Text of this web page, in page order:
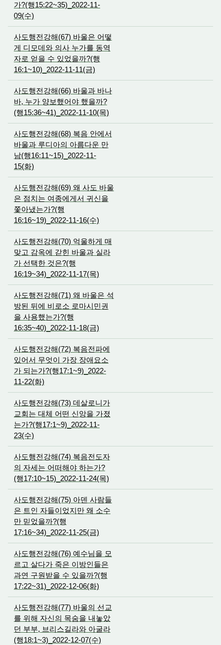
가?(행15:22~35)_2022-11-
09(수)
사도행전강해(67) 바울은 어떻
게 디모데와 의사 누가를 동역
자로 얻을 수 있었을까?(행
16:1~10)_2022-11-11(금)
사도행전강해(66) 바울과 바나
바, 누가 양보했어야 했을까?
(행15:36~41)_2022-11-10(목)
사도행전강해(68) 복음 안에서
바울과 루디아의 아름다운 만
남(행16:11~15)_2022-11-
15(화)
사도행전강해(69) 왜 사도 바울
은 점치는 여종에게서 귀신을
쫓아냈는가?(행
16:16~19)_2022-11-16(수)
사도행전강해(70) 억울하게 매
맞고 감옥에 갇힌 바울과 실라
가 선택한 것은?(행
16:19~34)_2022-11-17(목)
사도행전강해(71) 왜 바울은 석
방된 뒤에 비로소 로마시민권
을 사용했는가?(행
16:35~40)_2022-11-18(금)
사도행전강해(72) 복음전파에
있어서 무엇이 가장 장애요소
가 되는가?(행17:1~9)_2022-
11-22(화)
사도행전강해(73) 데살로니가
교회는 대체 어떤 신앙을 가졌
는가?(행17:1~9)_2022-11-
23(수)
사도행전강해(74) 복음전도자
의 자세는 어떠해야 하는가?
(행17:10~15)_2022-11-24(목)
사도행전강해(75) 아덴 사람들
은 트인 자들이었지만 왜 소수
만 믿었을까?(행
17:16~34)_2022-11-25(금)
사도행전강해(76) 예수님을 모
르고 살다가 죽은 이방인들은
과연 구원받을 수 있을까?(행
17:22~31)_2022-12-06(화)
사도행전강해(77) 바울의 선교
를 위해 자신의 목숨을 내놓았
던 부부, 브리스길라와 아굴라
(행18:1~3)_2022-12-07(수)